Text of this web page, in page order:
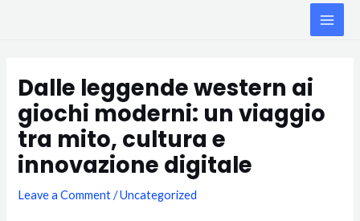
Dalle leggende western ai
giochi moderni: un viaggio
tra mito, cultura e
innovazione digitale
Leave a Comment /Uncategorized